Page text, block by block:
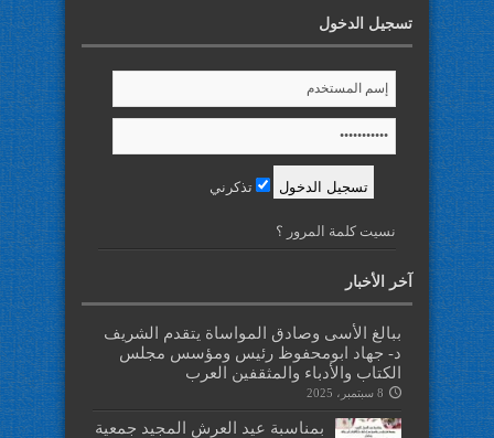
تسجيل الدخول
تذكرني
نسيت كلمة المرور ؟
آخر الأخبار
ببالغ الأسى وصادق المواساة يتقدم الشريف
د- جهاد ابومحفوظ رئيس ومؤسس مجلس
الكتاب والأدباء والمثقفين العرب
8 سبتمبر، 2025
بمناسبة عيد العرش المجيد جمعية